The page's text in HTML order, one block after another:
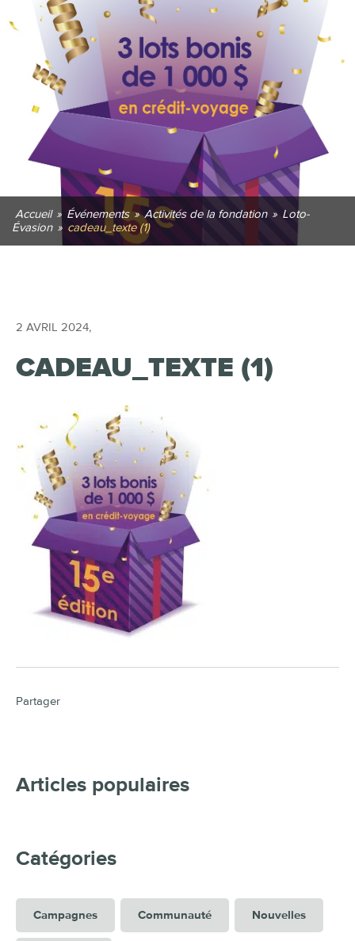
Accueil » Événements » Activités de la fondation » Loto-
Évasion » cadeau_texte (1)
2 AVRIL 2024,
CADEAU_TEXTE (1)
Partager
Articles populaires
Catégories
Campagnes Communauté Nouvelles